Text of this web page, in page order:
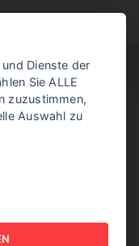
Dienste der
Sie ALLE
zuzustimmen,
Auswahl zu